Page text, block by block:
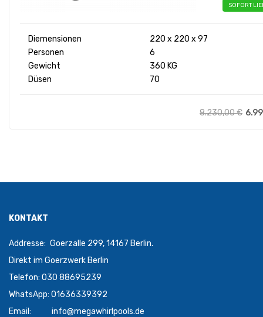
SOFORT
Diemensionen
220 x 220 x 97
Personen
6
Gewicht
360 KG
Düsen
70
8.230,00€
KONTAKT
Addresse: Goerzalle 299, 14167 Berlin.
Direkt im Goerzwerk Berlin
Telefon: 030 88695239
WhatsApp: 01636339392
Email:
info@megawhirlpools.de